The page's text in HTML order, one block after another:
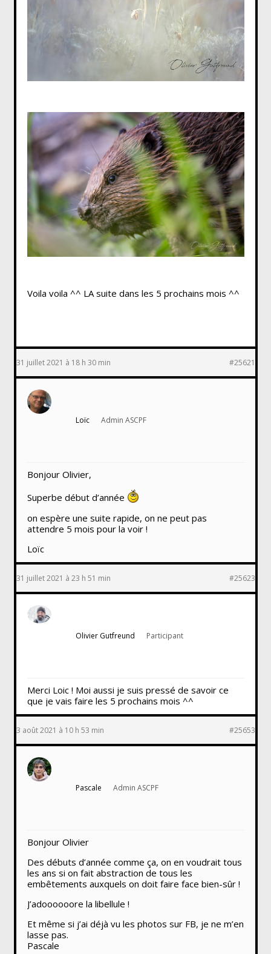
Voila voila ^^ LA suite dans les 5 prochains mois ^^
31 juillet 2021 à 18 h 30 min #25621
Loïc Admin ASCPF
Bonjour Olivier,
Superbe début d’année
on espère une suite rapide, on ne peut pas
attendre 5 mois pour la voir !
Loïc
31 juillet 2021 à 23 h 51 min #25623
Olivier Gutfreund Participant
Merci Loic ! Moi aussi je suis pressé de savoir ce
que je vais faire les 5 prochains mois ^^
3 août 2021 à 10 h 53 min #25653
Pascale Admin ASCPF
Bonjour Olivier
Des débuts d’année comme ça, on en voudrait tous
les ans si on fait abstraction de tous les
embêtements auxquels on doit faire face bien-sûr !
J’adoooooore la libellule !
Et même si j’ai déjà vu les photos sur FB, je ne m’en
lasse pas.
Pascale